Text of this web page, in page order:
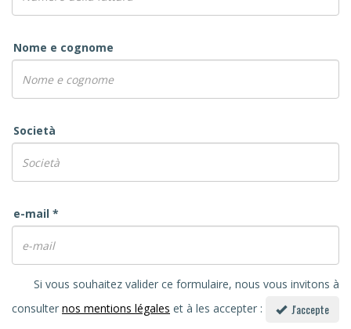
Nome e cognome
Società
e-mail *
Si vous souhaitez valider ce formulaire, nous vous invitons à
consulter nos mentions légales et à les accepter : J'accepte